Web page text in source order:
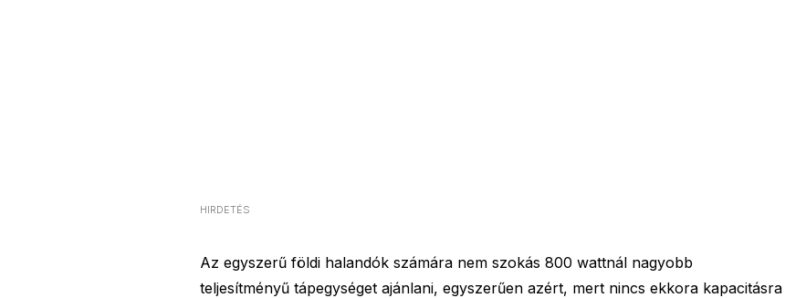
HIRDETÉS
Az egyszerű földi halandók számára nem szokás 800 wattnál nagyobb
teljesítményű tápegységet ajánlani, egyszerűen azért, mert nincs ekkora kapacitásra